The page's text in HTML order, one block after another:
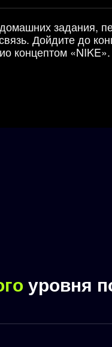
задания,
Дойдите до
концептом «NIKE».
уровня